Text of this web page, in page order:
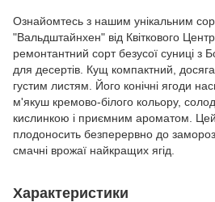
Ознайомтесь з нашим унікальним
"Вальдштайнхен" від Квіткового
ремонтантний сорт безусої суниці з
для десертів. Кущ компактний,
густим листям. Його конічні ягоди
м'якуш кремово-білого кольору,
кислинкою і приємним ароматом. Цей
плодоносить безперервно до
смачні врожаї найкращих ягід.
Характеристики